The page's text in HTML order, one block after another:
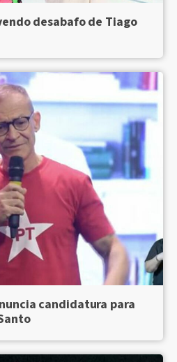
desabafo de Tiago
candidatura para